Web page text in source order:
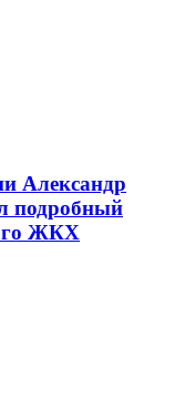
Александр
подробный
ЖКХ